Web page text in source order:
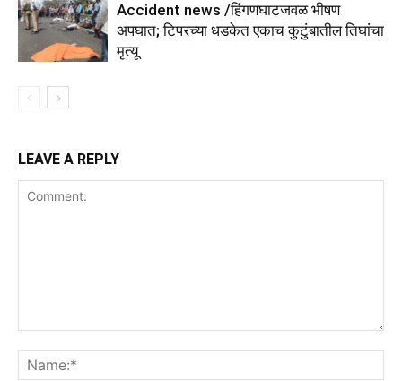
Accident news /हिंगणघाटजवळ भीषण
अपघात; टिपरच्या धडकेत एकाच कुटुंबातील तिघांचा
मृत्यू
LEAVE A REPLY